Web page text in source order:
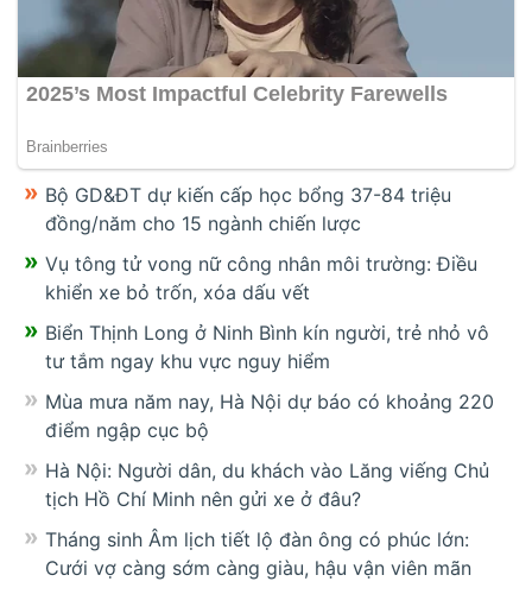
Bộ GD&ĐT dự kiến cấp học bổng 37-84 triệu
đồng/năm cho 15 ngành chiến lược
Vụ tông tử vong nữ công nhân môi trường: Điều
khiển xe bỏ trốn, xóa dấu vết
Biển Thịnh Long ở Ninh Bình kín người, trẻ nhỏ vô
tư tắm ngay khu vực nguy hiểm
Mùa mưa năm nay, Hà Nội dự báo có khoảng 220
điểm ngập cục bộ
Hà Nội: Người dân, du khách vào Lăng viếng Chủ
tịch Hồ Chí Minh nên gửi xe ở đâu?
Tháng sinh Âm lịch tiết lộ đàn ông có phúc lớn:
Cưới vợ càng sớm càng giàu, hậu vận viên mãn